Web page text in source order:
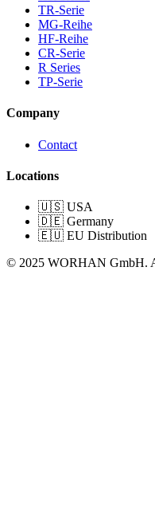
TR-Serie
MG-Reihe
HF-Reihe
CR-Serie
R Series
TP-Serie
Company
Contact
Locations
🇺🇸 USA
🇩🇪 Germany
🇪🇺 EU Distribution
© 2025 WORHAN GmbH.